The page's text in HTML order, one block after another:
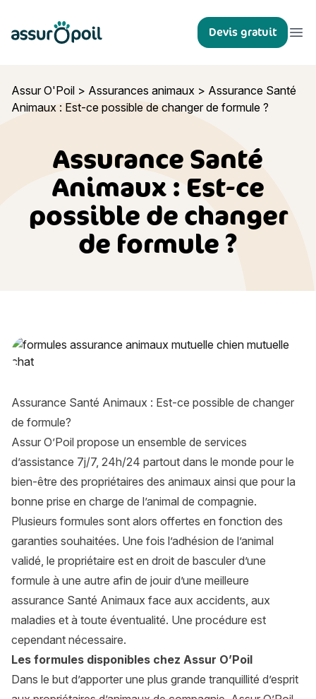
Assur O'Poil Devis gratuit
Assur O'Poil > Assurances animaux > Assurance Santé
Animaux : Est-ce possible de changer de formule ?
Assurance Santé
Animaux : Est-ce
possible de changer
de formule ?
Assurance Santé Animaux : Est-ce possible de changer de
Assurance Santé Animaux : Est-ce possible de changer
de formule?
Assur O’Poil propose un ensemble de services
d’assistance 7j/7, 24h/24 partout dans le monde pour le
bien-être des propriétaires des animaux ainsi que pour la
bonne prise en charge de l’animal de compagnie.
Plusieurs formules sont alors offertes en fonction des
garanties souhaitées. Une fois l’adhésion de l’animal
validé, le propriétaire est en droit de basculer d’une
formule à une autre afin de jouir d’une meilleure
assurance Santé Animaux face aux accidents, aux
maladies et à toute éventualité. Une procédure est
cependant nécessaire.
Les formules disponibles chez Assur O’Poil
Dans le but d’apporter une plus grande tranquillité d’esprit